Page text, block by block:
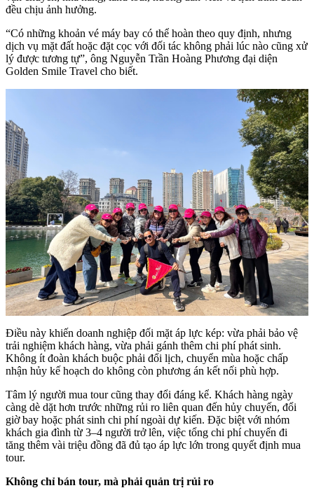
đều chịu ảnh hưởng.
“Có những khoản vé máy bay có thể hoàn theo quy định, nhưng
dịch vụ mặt đất hoặc đặt cọc với đối tác không phải lúc nào cũng xử
lý được tương tự”, ông Nguyễn Trần Hoàng Phương đại diện
Golden Smile Travel cho biết.
Điều này khiến doanh nghiệp đối mặt áp lực kép: vừa phải bảo vệ
trải nghiệm khách hàng, vừa phải gánh thêm chi phí phát sinh.
Không ít đoàn khách buộc phải đổi lịch, chuyển mùa hoặc chấp
nhận hủy kế hoạch do không còn phương án kết nối phù hợp.
Tâm lý người mua tour cũng thay đổi đáng kể. Khách hàng ngày
càng dè dặt hơn trước những rủi ro liên quan đến hủy chuyến, đổi
giờ bay hoặc phát sinh chi phí ngoài dự kiến. Đặc biệt với nhóm
khách gia đình từ 3–4 người trở lên, việc tổng chi phí chuyến đi
tăng thêm vài triệu đồng đã đủ tạo áp lực lớn trong quyết định mua
tour.
Không chỉ bán tour, mà phải quản trị rủi ro